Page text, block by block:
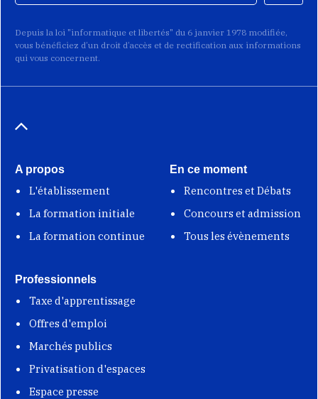
Depuis la loi "informatique et libertés" du 6 janvier 1978 modifiée,
vous bénéficiez d’un droit d’accès et de rectification aux informations
qui vous concernent.
A propos
L'établissement
La formation initiale
La formation continue
En ce moment
Rencontres et Débats
Concours et admission
Tous les évènements
Professionnels
Taxe d'apprentissage
Offres d'emploi
Marchés publics
Privatisation d'espaces
Espace presse